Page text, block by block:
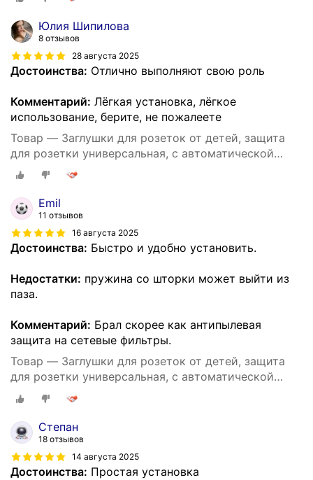
Юлия Шипилова
8 отзывов
28 августа 2025
Достоинства: Отлично выполняют свою роль
Комментарий: Лёгкая установка, лёгкое
использование, берите, не пожалеете
Товар — Заглушки для розеток от детей, защита
для розетки универсальная, с автоматической
блокировкой, 10 штук
Emil
11 отзывов
16 августа 2025
Достоинства: Быстро и удобно установить.
Недостатки: пружина со шторки может выйти из
паза.
Комментарий: Брал скорее как антипылевая
защита на сетевые фильтры.
Товар — Заглушки для розеток от детей, защита
для розетки универсальная, с автоматической
блокировкой, 10 штук
Степан
18 отзывов
14 августа 2025
Достоинства: Простая установка